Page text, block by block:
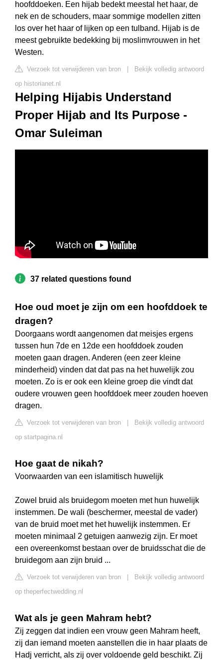
hoofddoeken. Een hijab bedekt meestal het haar, de
nek en de schouders, maar sommige modellen zitten
los over het haar of lijken op een tulband. Hijab is de
meest gebruikte bedekking bij moslimvrouwen in het
Westen.
Verzoek tot verwijderen van bron
Bekijk volledig antwoord
op historianet.nl
Helping Hijabis Understand
Proper Hijab and Its Purpose -
Omar Suleiman
37 related questions found
Hoe oud moet je zijn om een hoofddoek te
dragen?
Doorgaans wordt aangenomen dat meisjes ergens
tussen hun 7de en 12de een hoofddoek zouden
moeten gaan dragen. Anderen (een zeer kleine
minderheid) vinden dat dat pas na het huwelijk zou
moeten. Zo is er ook een kleine groep die vindt dat
oudere vrouwen geen hoofddoek meer zouden hoeven
dragen.
Verzoek tot verwijderen van bron
Bekijk volledig antwoord
op startpagina.nl
Hoe gaat de nikah?
Voorwaarden van een islamitisch huwelijk
Zowel bruid als bruidegom moeten met hun huwelijk
instemmen. De wali (beschermer, meestal de vader)
van de bruid moet met het huwelijk instemmen. Er
moeten minimaal 2 getuigen aanwezig zijn. Er moet
een overeenkomst bestaan over de bruidsschat die de
bruidegom aan zijn bruid ...
Verzoek tot verwijderen van bron
Bekijk volledig antwoord
op theperfectwedding.nl
Wat als je geen Mahram hebt?
Zij zeggen dat indien een vrouw geen Mahram heeft,
zij dan iemand moeten aanstellen die in haar plaats de
Hadj verricht, als zij over voldoende geld beschikt. Zij